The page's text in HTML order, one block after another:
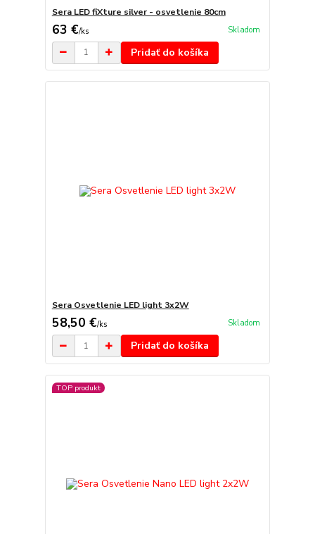
Sera LED fiXture silver - osvetlenie 80cm
63 €/ks Skladom
Pridať do košíka
Sera Osvetlenie LED light 3x2W
58,50 €/ks Skladom
Pridať do košíka
TOP produkt